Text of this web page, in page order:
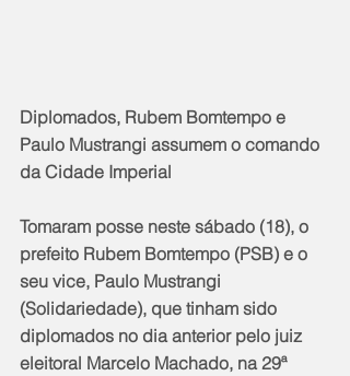
Diplomados, Rubem Bomtempo e
Paulo Mustrangi assumem o comando
da Cidade Imperial
Tomaram posse neste sábado (18), o
prefeito Rubem Bomtempo (PSB) e o
seu vice, Paulo Mustrangi
(Solidariedade), que tinham sido
diplomados no dia anterior pelo juiz
eleitoral Marcelo Machado, na 29ª